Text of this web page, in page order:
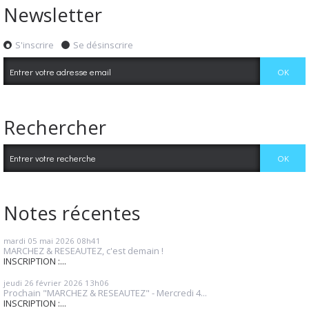
Newsletter
S'inscrire Se désinscrire
Rechercher
Notes récentes
mardi 05 mai 2026 08h41
MARCHEZ & RESEAUTEZ, c'est demain !
INSCRIPTION :...
jeudi 26 février 2026 13h06
Prochain "MARCHEZ & RESEAUTEZ" - Mercredi 4...
INSCRIPTION :...